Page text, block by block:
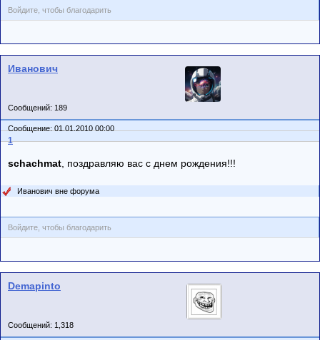
Войдите, чтобы благодарить
Иванович
Сообщений: 189
Сообщение: 01.01.2010 00:00
1
schachmat , поздравляю вас с днем рождения!!!
Иванович вне форума
Войдите, чтобы благодарить
Demapinto
Сообщений: 1,318